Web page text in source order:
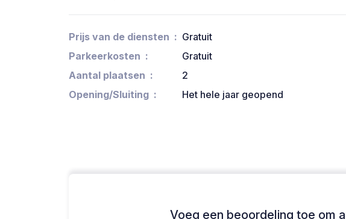
Prijs van de diensten
Gratuit
Parkeerkosten
Gratuit
Aantal plaatsen
2
Opening/Sluiting
Het hele jaar geopend
Voeg een beoordeling toe om